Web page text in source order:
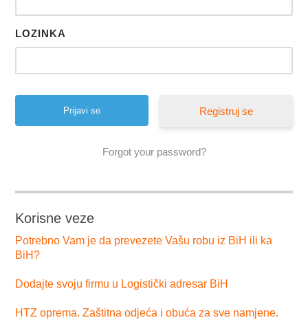
LOZINKA
Registruj se
Forgot your password?
Korisne veze
Potrebno Vam je da prevezete Vašu robu iz BiH ili ka
BiH?
Dodajte svoju firmu u Logistički adresar BiH
HTZ oprema. Zaštitna odjeća i obuća za sve namjene.